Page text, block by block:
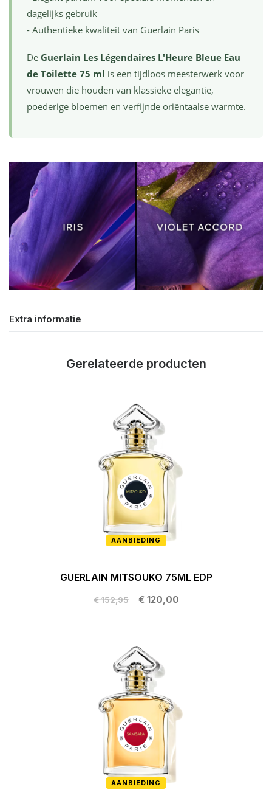
dagelijks gebruik
- Authentieke kwaliteit van Guerlain Paris
De Guerlain Les Légendaires L'Heure Bleue Eau
de Toilette 75 ml is een tijdloos meesterwerk voor
vrouwen die houden van klassieke elegantie,
poederige bloemen en verfijnde oriëntaalse warmte.
Extra informatie
Gerelateerde producten
AANBIEDING
GUERLAIN MITSOUKO 75ML EDP
€ 120,00
€ 152,95
AANBIEDING